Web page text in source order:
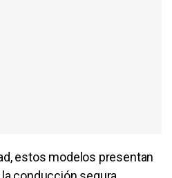
estos modelos presentan